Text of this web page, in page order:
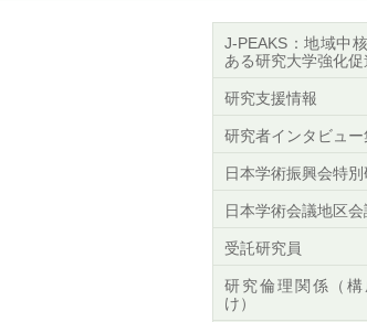
J-PEAKS：地域中
ある研究大学強化促
研究支援情報
研究者インタビュー
日本学術振興会特別
日本学術会議地区会
受託研究員
研究倫理関係（構
け）